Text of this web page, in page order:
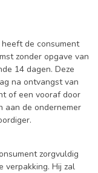
de consument
zonder opgave van
14 dagen. Deze
na ontvangst van
of een vooraf door
aan de ondernemer
zorgvuldig
verpakking. Hij zal